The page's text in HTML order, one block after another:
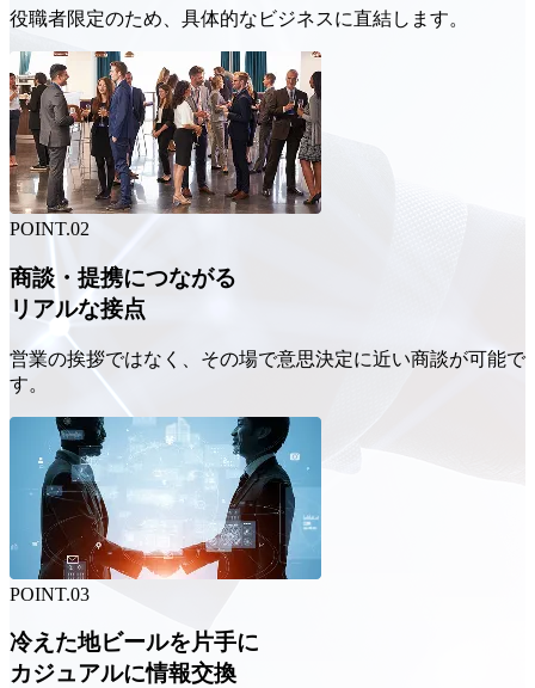
役職者限定のため、具体的なビジネスに直結します。
POINT.02
商談・提携につながる
リアルな接点
営業の挨拶ではなく、その場で意思決定に近い商談が可能で
す。
POINT.03
冷えた地ビールを片手に
カジュアルに情報交換